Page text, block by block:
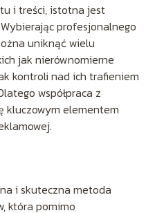
i treści, istotna jest
profesjonalnego
uniknąć wielu
jak nierównomierne
kontroli nad ich trafieniem
współpraca z
kluczowym elementem
i skuteczna metoda
która pomimo